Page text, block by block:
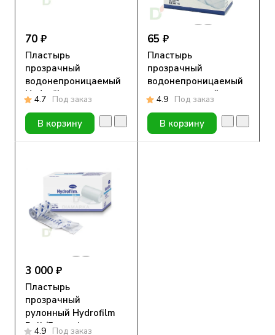
70 ₽
Пластырь
прозрачный
водонепроницаемый
Hydrofilm
(Гидрофилм), 6х7 см
4.7 Под заказ
В корзину
65 ₽
Пластырь
прозрачный
водонепроницаемый
с впитывающей
подушечкой Hydrofilm
plus (Гидрофилм
Плюс) 9х10 см
4.9 Под заказ
В корзину
3 000 ₽
Пластырь
прозрачный
рулонный Hydrofilm
Roll (Гидрофилм
4.9 Под заказ